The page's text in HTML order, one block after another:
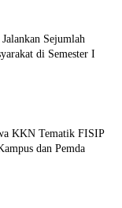
Sejumlah
di Semester I
KKN Tematik FISIP
dan Pemda